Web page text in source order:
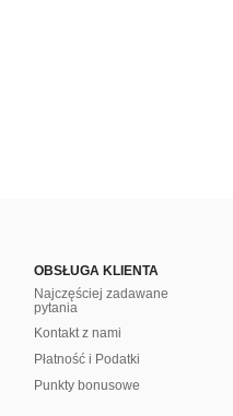
OBSŁUGA KLIENTA
Najczęściej zadawane
pytania
Kontakt z nami
Płatność i Podatki
Punkty bonusowe